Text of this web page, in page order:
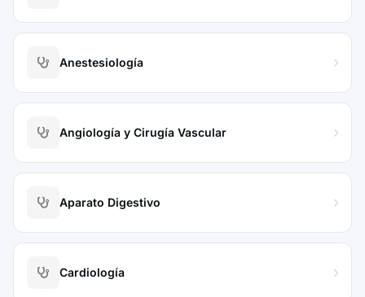
Anestesiología
Angiología y Cirugía Vascular
Aparato Digestivo
Cardiología